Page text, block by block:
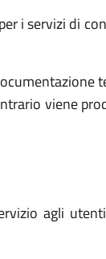
i servizi di
viene
agli